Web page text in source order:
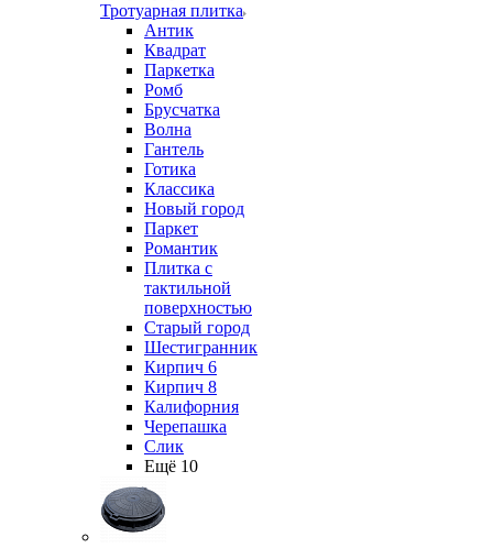
Тротуарная плитка
Антик
Квадрат
Паркетка
Ромб
Брусчатка
Волна
Гантель
Готика
Классика
Новый город
Паркет
Романтик
Плитка с
тактильной
поверхностью
Старый город
Шестигранник
Кирпич 6
Кирпич 8
Калифорния
Черепашка
Слик
Ещё 10